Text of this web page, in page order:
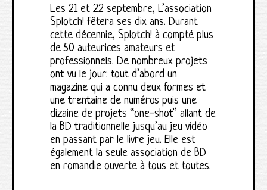
Les 21 et 22 septembre, L’association
Splotch! fêtera ses dix ans. Durant
cette décennie, Splotch! à compté plus
de 50 auteurices amateurs et
professionnels. De nombreux projets
ont vu le jour: tout d’abord un
magazine qui a connu deux formes et
une trentaine de numéros puis une
dizaine de projets “one-shot” allant de
la BD traditionnelle jusqu’au jeu vidéo
en passant par le livre jeu. Elle est
également la seule association de BD
en romandie ouverte à tous et toutes.